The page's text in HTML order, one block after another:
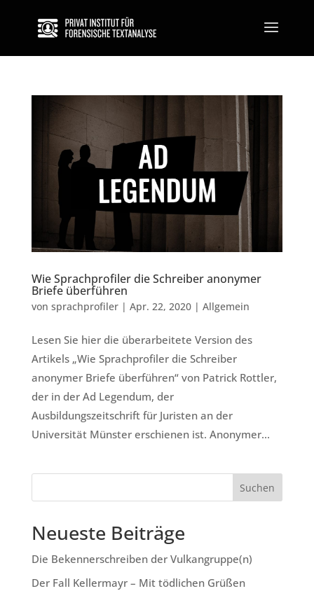
Wie Sprachprofiler die Schreiber anonymer
Briefe überführen
von sprachprofiler| Apr. 22, 2020| Allgemein
Lesen Sie hier die überarbeitete Version des
Artikels „Wie Sprachprofiler die Schreiber
anonymer Briefe überführen“ von Patrick Rottler,
der in der Ad Legendum, der
Ausbildungszeitschrift für Juristen an der
Universität Münster erschienen ist. Anonymer...
Neueste Beiträge
Die Bekennerschreiben der Vulkangruppe(n)
Der Fall Kellermayr – Mit tödlichen Grüßen